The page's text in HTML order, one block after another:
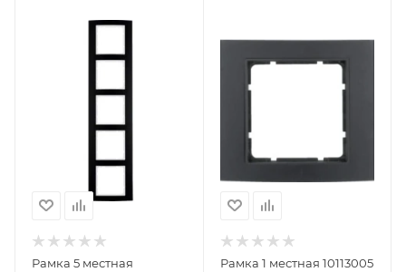
Рамка 5 местная
Рамка 1 местная 10113005